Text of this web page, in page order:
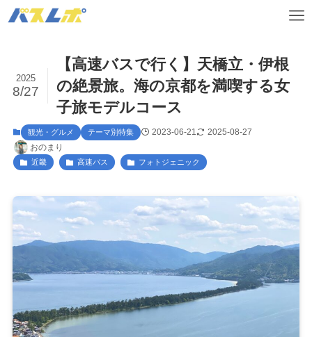
【高速バスで行く】天橋立・伊根
の絶景旅。海の京都を満喫する女
子旅モデルコース
2025
8/27
観光・グルメ テーマ別特集 2023-06-21
2025-08-27
おのまり
近畿 高速バス フォトジェニック